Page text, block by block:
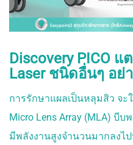
Discovery PICO แ
Laser ชนิดอื่นๆ อย่
การรักษาแผลเป็นหลุมสิว จะ
Micro Lens Array (MLA) บี
มีพลังงานสูงจำนวนมากลงไป